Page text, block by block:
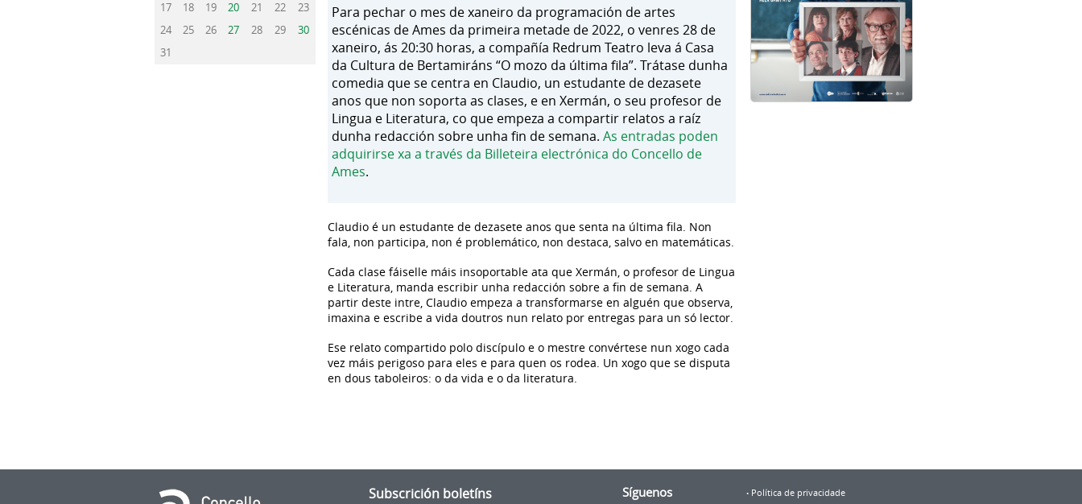
17
18 19 20 21 22
23
24
25 26 27 28 29
30
31
Para pechar o mes de xaneiro da programación de artes
escénicas de Ames da primeira metade de 2022, o venres 28 de
xaneiro, ás 20:30 horas, a compañía Redrum Teatro leva á Casa
da Cultura de Bertamiráns “O mozo da última fila”. Trátase dunha
comedia que se centra en Claudio, un estudante de dezasete
anos que non soporta as clases, e en Xermán, o seu profesor de
Lingua e Literatura, co que empeza a compartir relatos a raíz
dunha redacción sobre unha fin de semana. As entradas poden
adquirirse xa a través da Billeteira electrónica do Concello de
Ames.
Claudio é un estudante de dezasete anos que senta na última fila. Non
fala, non participa, non é problemático, non destaca, salvo en matemáticas.
Cada clase fáiselle máis insoportable ata que Xermán, o profesor de Lingua
e Literatura, manda escribir unha redacción sobre a fin de semana. A
partir deste intre, Claudio empeza a transformarse en alguén que observa,
imaxina e escribe a vida doutros nun relato por entregas para un só lector.
Ese relato compartido polo discípulo e o mestre convértese nun xogo cada
vez máis perigoso para eles e para quen os rodea. Un xogo que se disputa
en dous taboleiros: o da vida e o da literatura.
Subscrición boletíns Síguenos
Política de privacidade